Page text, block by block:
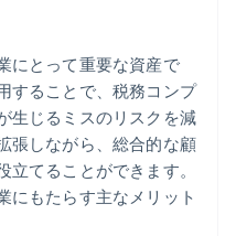
にとって重要な資産で
することで、税務コンプ
生じるミスのリスクを減
張しながら、総合的な顧
てることができます。
にもたらす主なメリット